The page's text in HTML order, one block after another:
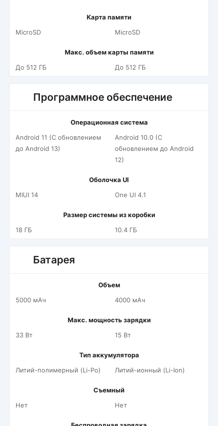
Карта памяти
MicroSD
MicroSD
Макс. объем карты памяти
До 512 ГБ
До 512 ГБ
Программное обеспечение
Операционная система
Android 11 (С обновлением
до Android 13)
Android 10.0 (С
обновлением до Android
12)
Оболочка UI
MIUI 14
One UI 4.1
Размер системы из коробки
18 ГБ
10.4 ГБ
Батарея
Объем
5000 мАч
4000 мАч
Макс. мощность зарядки
33 Вт
15 Вт
Тип аккумулятора
Литий-полимерный (Li-Po)
Литий-ионный (Li-Ion)
Съемный
Нет
Нет